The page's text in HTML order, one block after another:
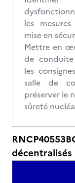
les
mise en
Mettre en
de
les
salle de
préserver le
sûreté
décentralisés